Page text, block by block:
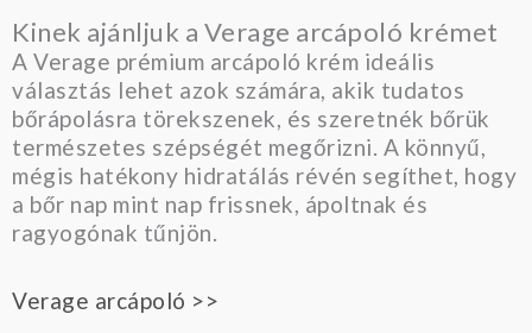
Kinek ajánljuk a Verage arcápoló krémet
A Verage prémium arcápoló krém ideális
választás lehet azok számára, akik tudatos
bőrápolásra törekszenek, és szeretnék bőrük
természetes szépségét megőrizni. A könnyű,
mégis hatékony hidratálás révén segíthet, hogy
a bőr nap mint nap frissnek, ápoltnak és
ragyogónak tűnjön.
Verage arcápoló >>